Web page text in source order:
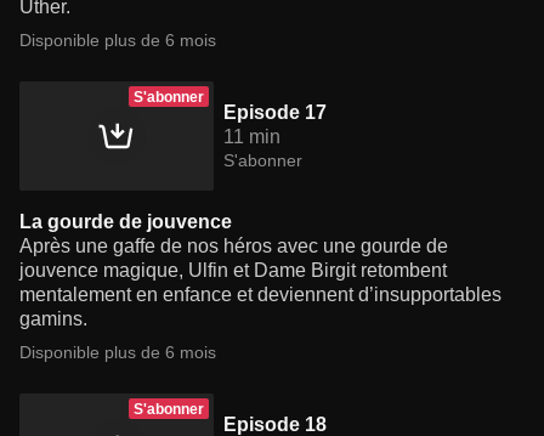
Uther.
Disponible plus de 6 mois
S'abonner
Episode 17
11 min
S'abonner
La gourde de jouvence
Après une gaffe de nos héros avec une gourde de
jouvence magique, Ulfin et Dame Birgit retombent
mentalement en enfance et deviennent d’insupportables
gamins.
Disponible plus de 6 mois
S'abonner
Episode 18